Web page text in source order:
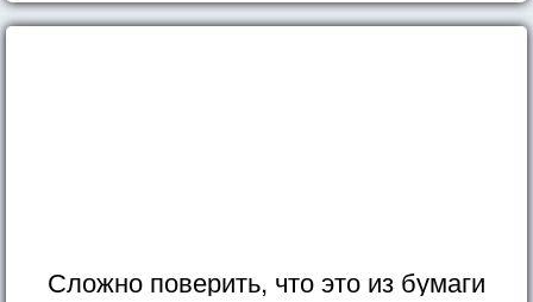
Сложно поверить, что это из бумаги